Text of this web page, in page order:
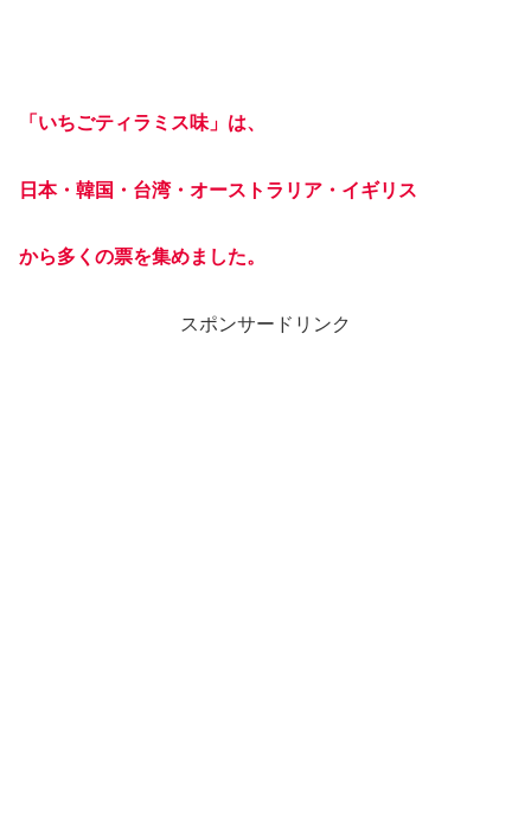
「いちごティラミス味」は、
日本・韓国・台湾・オーストラリア・イギリス
から多くの票を集めました。
スポンサードリンク